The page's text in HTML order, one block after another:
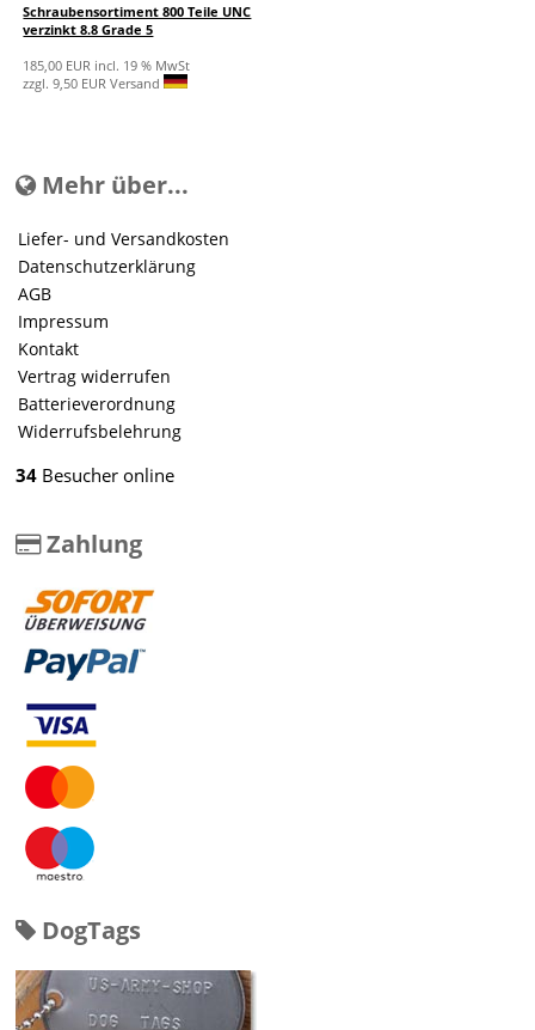
Schraubensortiment 800 Teile UNC
verzinkt 8.8 Grade 5
185,00 EUR incl. 19 % MwSt
zzgl. 9,50 EUR Versand
Mehr über...
Liefer- und Versandkosten
Datenschutzerklärung
AGB
Impressum
Kontakt
Vertrag widerrufen
Batterieverordnung
Widerrufsbelehrung
34 Besucher online
Zahlung
DogTags